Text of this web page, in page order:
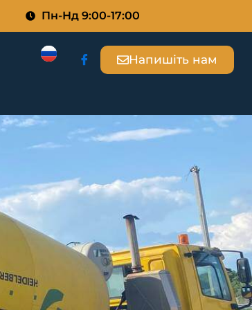
Пн-Нд 9:00-17:00
Напишіть нам